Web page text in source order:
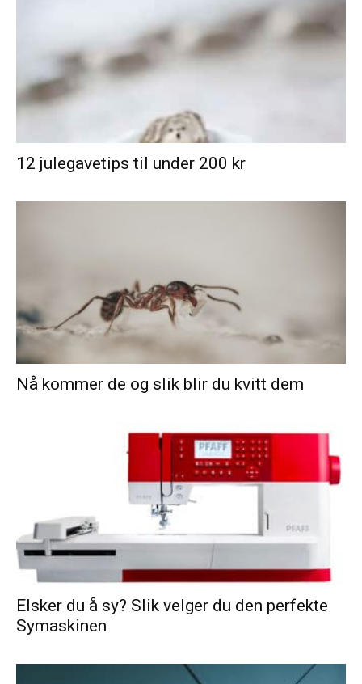
12 julegavetips til under 200 kr
Nå kommer de og slik blir du kvitt dem
Elsker du å sy? Slik velger du den perfekte
Symaskinen